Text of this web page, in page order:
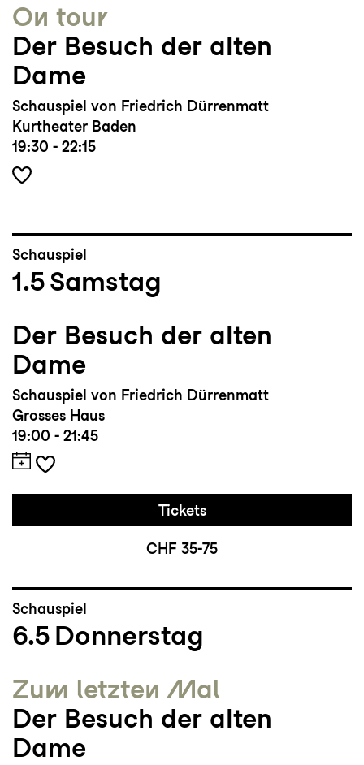
On tour
Der Besuch der alten
Dame
Schauspiel von Friedrich Dürrenmatt
Kurtheater Baden
19:30 - 22:15
Schauspiel
1.5Samstag
Der Besuch der alten
Dame
Schauspiel von Friedrich Dürrenmatt
Grosses Haus
19:00 - 21:45
Tickets
CHF 35-75
Schauspiel
6.5 Donnerstag
Zum letzten Mal
Der Besuch der alten
Dame